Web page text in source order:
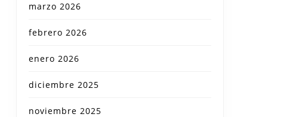
marzo 2026
febrero 2026
enero 2026
diciembre 2025
noviembre 2025